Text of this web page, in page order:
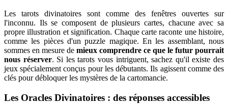
Les tarots divinatoires sont comme des fenêtres ouvertes sur
l'inconnu. Ils se composent de plusieurs cartes, chacune avec sa
propre illustration et signification. Chaque carte raconte une histoire,
comme les pièces d'un puzzle magique. En les assemblant, nous
sommes en mesure de mieux comprendre ce que le futur pourrait
nous réserver. Si les tarots vous intriguent, sachez qu'il existe des
jeux spécialement conçus pour les débutants. Ils agissent comme des
clés pour débloquer les mystères de la cartomancie.
Les Oracles Divinatoires : des réponses accessibles